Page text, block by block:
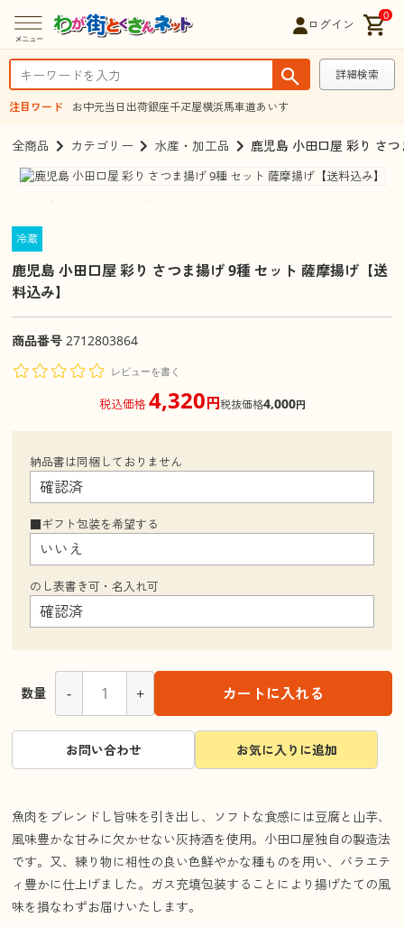
ログイン
0
詳細検索
注目ワード お中元当日出荷銀座千疋屋横浜馬車道あいす
全商品 カテゴリー 水産・加工品 鹿児島 小田口屋 彩り さ
冷蔵
鹿児島 小田口屋 彩り さつま揚げ 9種 セット 薩摩揚げ【送
料込み】
商品番号 2712803864
レビューを書く
税込価格4,320円税抜価格4,000円
納品書は同梱しておりません
■ギフト包装を希望する
のし表書き可・名入れ可
数量 - + カートに入れる
お問い合わせ お気に入りに追加
魚肉をブレンドし旨味を引き出し、ソフトな食感には豆腐と山芋、
風味豊かな甘みに欠かせない灰持酒を使用。小田口屋独自の製造法
です。又、練り物に相性の良い色鮮やかな種ものを用い、バラエテ
ィ豊かに仕上げました。ガス充填包装することにより揚げたての風
味を損なわずお届けいたします。